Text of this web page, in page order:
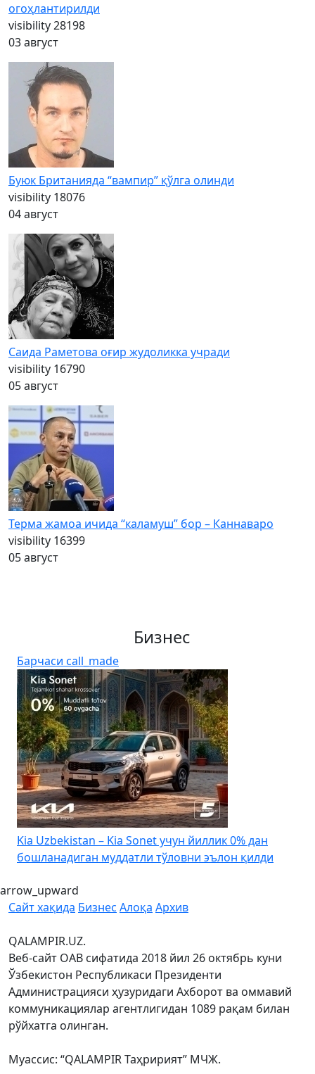
огоҳлантирилди
visibility28198
03 август
Буюк Британияда “вампир” қўлга олинди
visibility 18076
04 август
Саида Раметова оғир жудоликка учради
visibility 16790
05 август
Терма жамоа ичида “каламуш” бор – Каннаваро
visibility 16399
05 август
Бизнес
Барчаси call_made
Kia Uzbekistan – Kia Sonet учун йиллик 0% дан
бошланадиган муддатли тўловни эълон қилди
arrow_upward
Сайт хақида Бизнес Алоқа Архив
QALAMPIR.UZ.
Веб-сайт ОАВ сифатида 2018 йил 26 октябрь куни
Ўзбекистон Республикаси Президенти
Администрацияси ҳузуридаги Ахборот ва оммавий
коммуникациялар агентлигидан 1089 рақам билан
рўйхатга олинган.
Муассис: “QALAMPIR Таҳририят” МЧЖ.